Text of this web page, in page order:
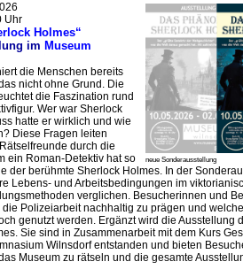
neue Sonderausstellung
Uhr
Holmes“
im Museum
die Menschen bereits
nicht ohne Grund. Die
die Faszination rund
Wer war Sherlock
hatte er wirklich und wie
Diese Fragen leiten
durch die
ein Roman-Detektiv hat so
der berühmte Sherlock Holmes. In der
Lebens- und Arbeitsbedingungen im
verglichen. Besucherinnen und
Polizeiarbeit nachhaltig zu prägen und
genutzt werden. Ergänzt wird die Ausstellung
Sie sind in Zusammenarbeit mit dem Kurs
Wilnsdorf entstanden und bieten
Museum zu rätseln und die gesamte